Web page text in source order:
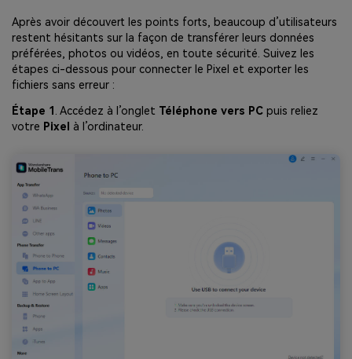
Après avoir découvert les points forts, beaucoup d’utilisateurs
restent hésitants sur la façon de transférer leurs données
préférées, photos ou vidéos, en toute sécurité. Suivez les
étapes ci-dessous pour connecter le Pixel et exporter les
fichiers sans erreur :
Étape 1 . Accédez à l’onglet Téléphone vers PC puis reliez
votre Pixel à l’ordinateur.